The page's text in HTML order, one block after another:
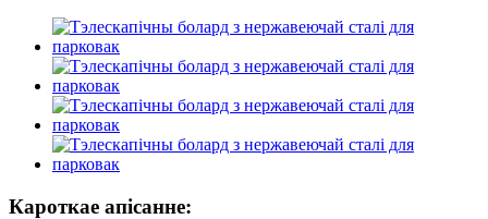
Кароткае апісанне: